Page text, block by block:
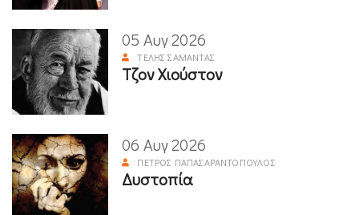
05 Αυγ 2026
ΤΈΛΗΣ ΣΑΜΑΝΤΆΣ
Τζον Χιούστον
06 Αυγ 2026
ΠΈΤΡΟΣ ΠΑΠΑΣΑΡΑΝΤΌΠΟΥΛΟΣ
Δυστοπία